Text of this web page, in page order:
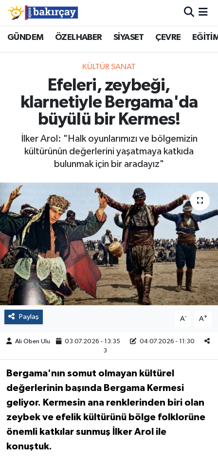
GÜNDEM ÖZELHABER SİYASET ÇEVRE
KÜLTÜR SANAT
Efeleri, zeybeği,
klarnetiyle Bergama'da
büyülü bir Kermes!
İlker Arol: "Halk oyunlarımızı ve bölgemizin
kültürünün değerlerini yaşatmaya katkıda
bulunmak için bir aradayız"
Paylaş A- A+
Ali Oben Ulu 03.07.2026 - 13:35
04.07.2026 - 11:30
3
Bergama'nın somut olmayan kültürel
değerlerinin başında Bergama Kermesi
geliyor. Kermesin ana renklerinden biri olan
zeybek ve efelik kültürünü bölge folklorüne
önemli katkılar sunmuş İlker Arol ile
konuştuk.
İzmir Nöbetçi Eczaneler
İzmir Hava Durumu
İzmir Namaz Vakitleri
İzmir Trafik Yoğunluk Haritası
Süper Lig Puan Durumu ve Fikstür
Tüm Manşetler
Son Dakika Haberleri
Haber Arşivi